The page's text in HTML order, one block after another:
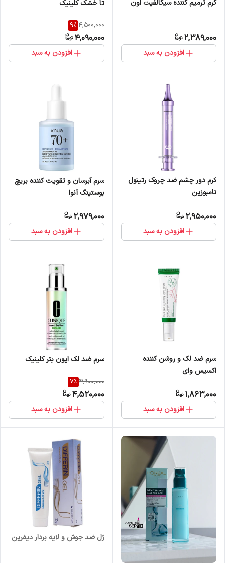
کرم ترمیم کننده سیکالفیت اون
2,389,000
افزودن به سبد
تا خشک کلینیک
4,500,000
9%
4,090,000
افزودن به سبد
کرم دور چشم ضد چروک رتینول
نامبوزین
2,950,000
افزودن به سبد
سرم آبرسان و تقویت کننده بریچ
بوستینگ آنوا
2,979,000
افزودن به سبد
سرم ضد لک و روشن کننده
اکسیس وای
1,863,000
افزودن به سبد
سرم ضد لک ایون بتر کلینیک
4,900,000
7%
4,520,000
افزودن به سبد
ژل ضد جوش و لایه بردار دیفرین